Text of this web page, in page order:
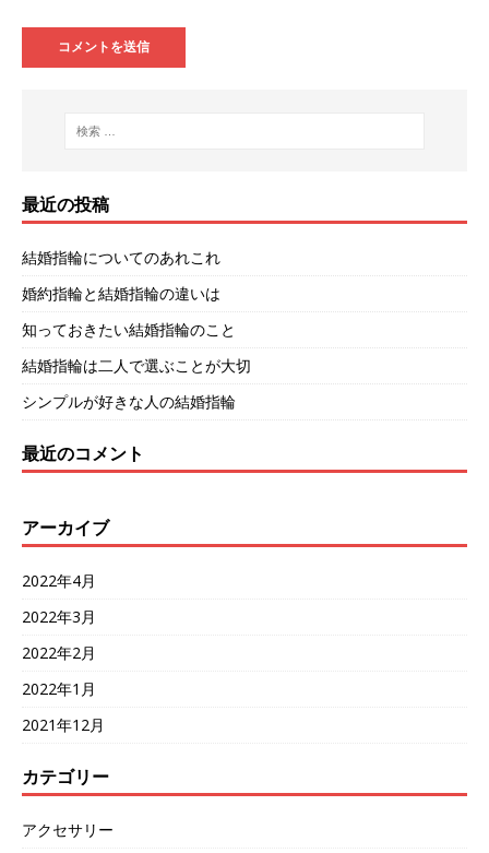
最近の投稿
結婚指輪についてのあれこれ
婚約指輪と結婚指輪の違いは
知っておきたい結婚指輪のこと
結婚指輪は二人で選ぶことが大切
シンプルが好きな人の結婚指輪
最近のコメント
アーカイブ
2022年4月
2022年3月
2022年2月
2022年1月
2021年12月
カテゴリー
アクセサリー